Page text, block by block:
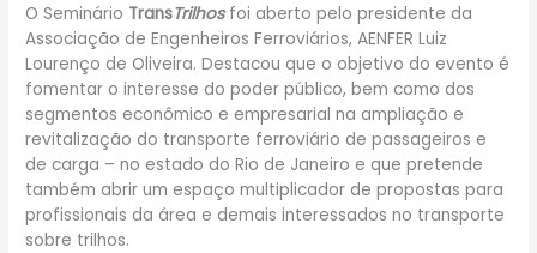
O Seminário TransTrilhos foi aberto pelo presidente da
Associação de Engenheiros Ferroviários, AENFER Luiz
Lourenço de Oliveira. Destacou que o objetivo do evento é
fomentar o interesse do poder público, bem como dos
segmentos econômico e empresarial na ampliação e
revitalização do transporte ferroviário de passageiros e
de carga – no estado do Rio de Janeiro e que pretende
também abrir um espaço multiplicador de propostas para
profissionais da área e demais interessados no transporte
sobre trilhos.